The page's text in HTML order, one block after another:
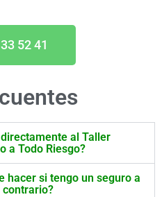
52 41
al Taller
a Todo Riesgo?
hacer si tengo un seguro a
contrario?